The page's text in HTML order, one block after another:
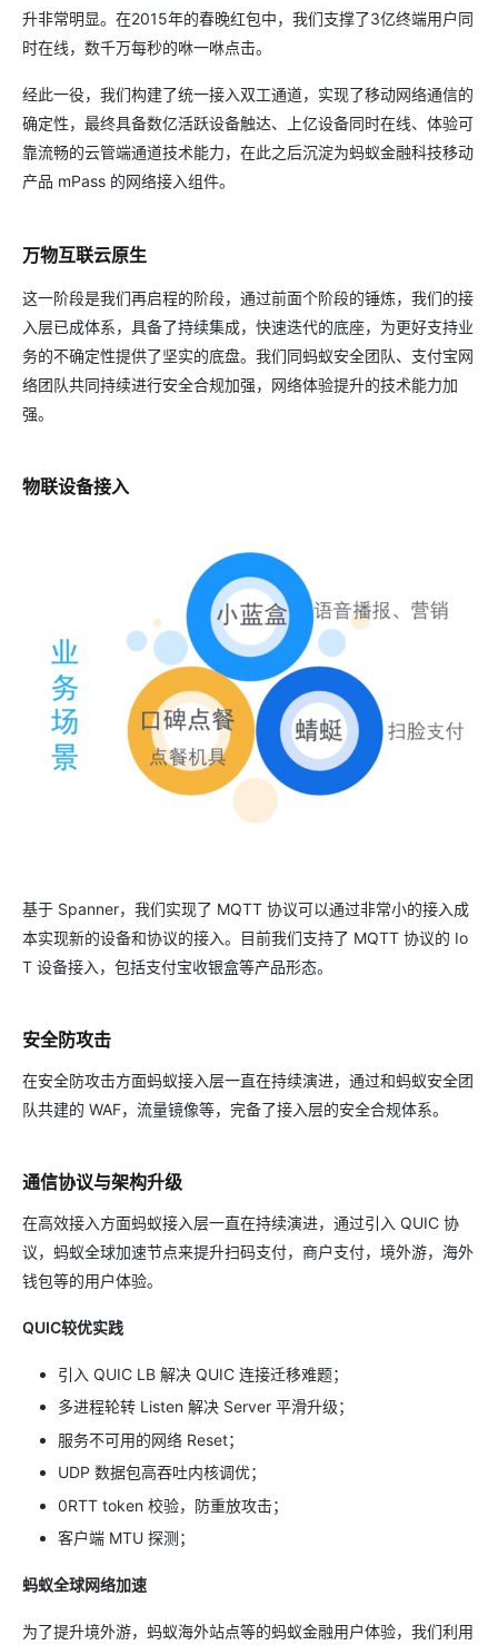
升非常明显。在2015年的春晚红包中，我们支撑了3亿终端用户同
时在线，数千万每秒的咻一咻点击。
经此一役，我们构建了统一接入双工通道，实现了移动网络通信的
确定性，最终具备数亿活跃设备触达、上亿设备同时在线、体验可
靠流畅的云管端通道技术能力，在此之后沉淀为蚂蚁金融科技移动
产品 mPass 的网络接入组件。
万物互联云原生
这一阶段是我们再启程的阶段，通过前面个阶段的锤炼，我们的接
入层已成体系，具备了持续集成，快速迭代的底座，为更好支持业
务的不确定性提供了坚实的底盘。我们同蚂蚁安全团队、支付宝网
络团队共同持续进行安全合规加强，网络体验提升的技术能力加
强。
物联设备接入
基于 Spanner，我们实现了 MQTT 协议可以通过非常小的接入成
本实现新的设备和协议的接入。目前我们支持了 MQTT 协议的 Io
T 设备接入，包括支付宝收银盒等产品形态。
安全防攻击
在安全防攻击方面蚂蚁接入层一直在持续演进，通过和蚂蚁安全团
队共建的 WAF，流量镜像等，完备了接入层的安全合规体系。
通信协议与架构升级
在高效接入方面蚂蚁接入层一直在持续演进，通过引入 QUIC 协
议，蚂蚁全球加速节点来提升扫码支付，商户支付，境外游，海外
钱包等的用户体验。
QUIC较优实践
引入 QUIC LB 解决 QUIC 连接迁移难题；
多进程轮转 Listen 解决 Server 平滑升级；
服务不可用的网络 Reset；
UDP 数据包高吞吐内核调优；
0RTT token 校验，防重放攻击；
客户端 MTU 探测；
蚂蚁全球网络加速
为了提升境外游，蚂蚁海外站点等的蚂蚁金融用户体验，我们利用